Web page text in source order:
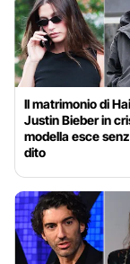
Il matrimonio di
Justin Bieber in
modella esce
dito